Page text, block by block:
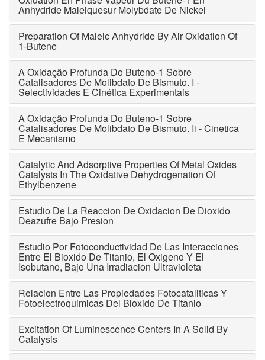
Anhydride Maleiquesur Molybdate De Nickel
Preparation Of Maleic Anhydride By Air Oxidation Of
1-Butene
A Oxidação Profunda Do Buteno-1 Sobre
Catalisadores De Molibdato De Bismuto. I -
Selectividades E Cinética Experimentais
A Oxidação Profunda Do Buteno-1 Sobre
Catalisadores De Molibdato De Bismuto. Ii - Cinetica
E Mecanismo
Catalytic And Adsorptive Properties Of Metal Oxides
Catalysts In The Oxidative Dehydrogenation Of
Ethylbenzene
Estudio De La Reaccion De Oxidacion De Dioxido
Deazufre Bajo Presion
Estudio Por Fotoconductividad De Las Interacciones
Entre El Bioxido De Titanio, El Oxigeno Y El
Isobutano, Bajo Una Irradiacion Ultravioleta
Relacion Entre Las Propiedades Fotocataliticas Y
Fotoelectroquimicas Del Bioxido De Titanio
Excitation Of Luminescence Centers In A Solid By
Catalysis